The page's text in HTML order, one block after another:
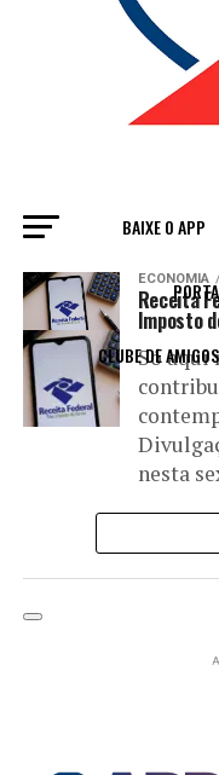
BAIXE O APP
CLUBE DE AMIGOS
All
ECONOMIA
Receita
Imposto
Só aqui
nesta